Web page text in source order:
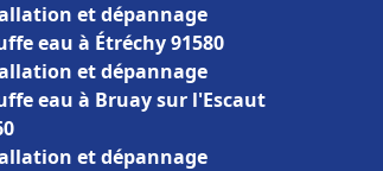
et dépannage
eau à Étréchy 91580
et dépannage
eau à Bruay sur l'Escaut
et dépannage